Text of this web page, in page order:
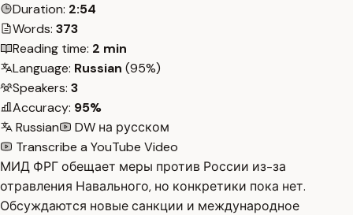
Duration: 2:54
Words: 373
Reading time: 2 min
Language: Russian (95%)
Speakers: 3
Accuracy: 95%
Russian
DW на русском
Transcribe a YouTube Video
МИД ФРГ обещает меры против России из-за
отравления Навального, но конкретики пока нет.
Обсуждаются новые санкции и международное